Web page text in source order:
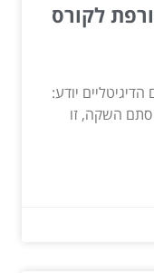
לקורס
יודע:
סתם השקה, זו